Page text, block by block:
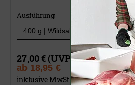
Ausführung
27,00 € (UVP)
ab 18,95 €
inklusive MwSt.